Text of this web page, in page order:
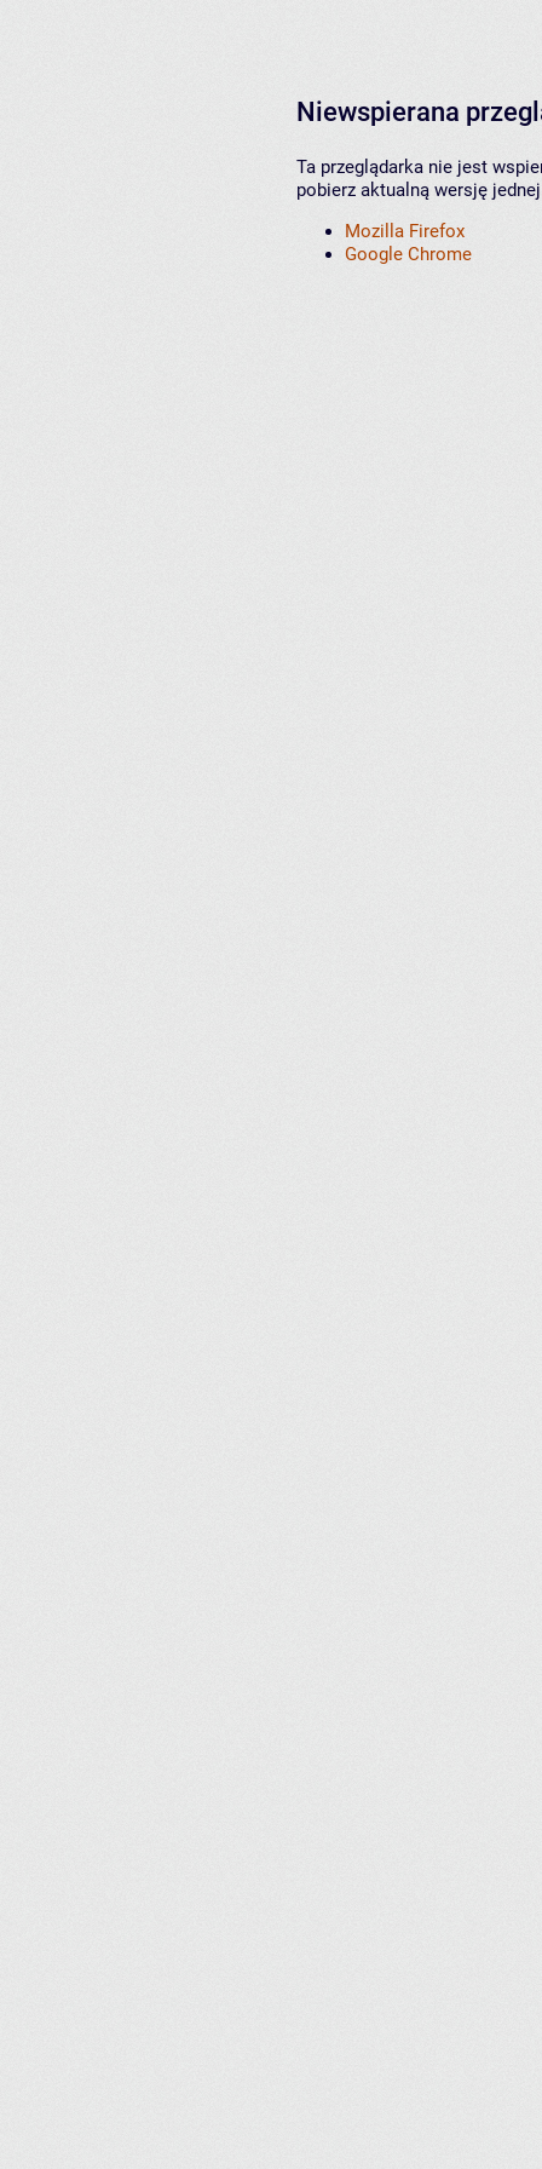
Niewspierana
Ta przeglądarka nie jest
pobierz aktualną wersję
Mozilla Firefox
Google Chrome